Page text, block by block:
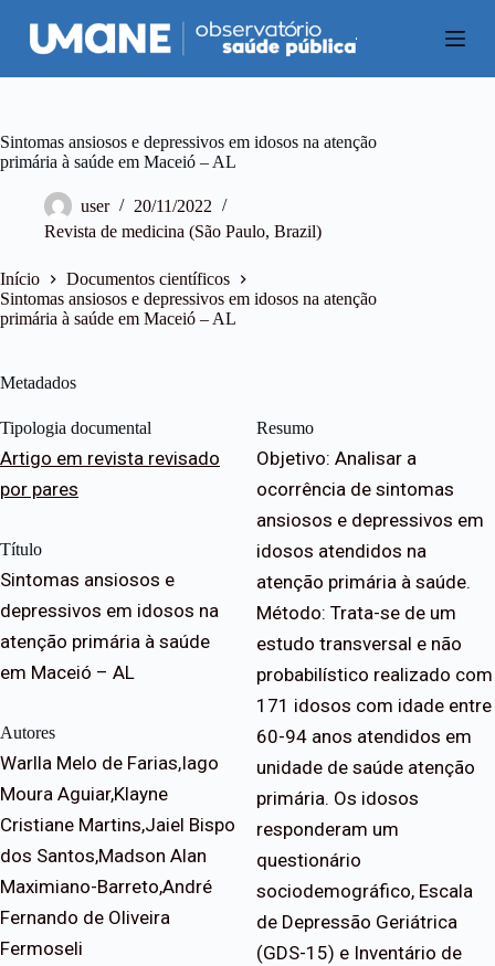
P
u
a
a
r
t
e
ú
Sintomas ansiosos e depressivos em idosos na atenção
primária à saúde em Maceió – AL
user
20/11/2022
Revista de medicina (São Paulo, Brazil)
Início
Documentos científicos
Sintomas ansiosos e depressivos em idosos na atenção
primária à saúde em Maceió – AL
Metadados
Tipologia documental
Artigo em revista revisado
por pares
Título
Sintomas ansiosos e
depressivos em idosos na
atenção primária à saúde
em Maceió – AL
Autores
Warlla Melo de Farias,Iago
Moura Aguiar,Klayne
Cristiane Martins,Jaiel Bispo
dos Santos,Madson Alan
Maximiano-Barreto,André
Fernando de Oliveira
Fermoseli
Resumo
Objetivo: Analisar a
ocorrência de sintomas
ansiosos e depressivos em
idosos atendidos na
atenção primária à saúde.
Método: Trata-se de um
estudo transversal e não
probabilístico realizado com
171 idosos com idade entre
60-94 anos atendidos em
unidade de saúde atenção
primária. Os idosos
responderam um
questionário
sociodemográfico, Escala
de Depressão Geriátrica
(GDS-15) e Inventário de